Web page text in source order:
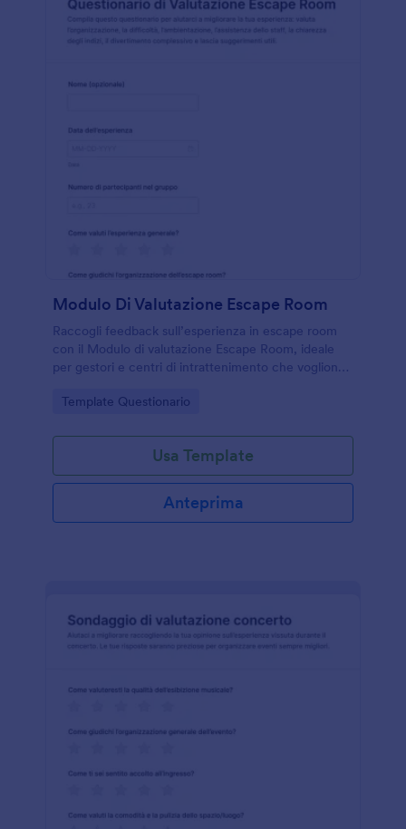
Modulo Di Valutazione Escape Room
Raccogli feedback sull’esperienza in escape room
con il Modulo di valutazione Escape Room, ideale
per gestori e centri di intrattenimento che vogliono
raccolta dati online.
Go to Category:
Template Questionario
Usa Template
Anteprima